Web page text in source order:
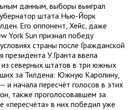
данным, выборы выиграл
штата Нью-Йорк
Его оппонент, Хейс, даже
York Sun признал победу
страны после Гражданской
президента У.Гранта ввела
северных штатов в три южных
за Тилдена: Южную Каролину,
и начала пересчёт голосов в этих
также проголосовавшем за
«пересчёта» в них победил уже